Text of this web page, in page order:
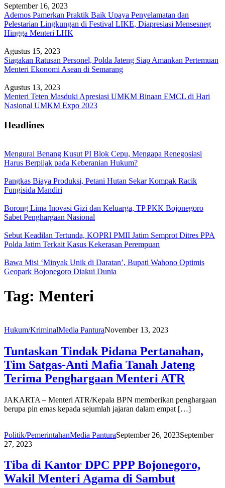
September 16, 2023
Ademos Pamerkan Praktik Baik Upaya Penyelamatan dan
Pelestarian Lingkungan di Festival LIKE, Diapresiasi Mensesneg
Hingga Menteri LHK
Agustus 15, 2023
Siagakan Ratusan Personel, Polda Jateng Siap Amankan Pertemuan
Menteri Ekonomi Asean di Semarang
Agustus 13, 2023
Menteri Teten Masduki Apresiasi UMKM Binaan EMCL di Hari
Nasional UMKM Expo 2023
Headlines
Mengurai Benang Kusut PI Blok Cepu, Mengapa Renegosiasi
Harus Berpijak pada Keberanian Hukum?
Pangkas Biaya Produksi, Petani Hutan Sekar Kompak Racik
Fungisida Mandiri
Borong Lima Inovasi Gizi dan Keluarga, TP PKK Bojonegoro
Sabet Penghargaan Nasional
Sebut Keadilan Tertunda, KOPRI PMII Jatim Semprot Ditres PPA
Polda Jatim Terkait Kasus Kekerasan Perempuan
Bawa Misi ‘Minyak Unik di Daratan’, Bupati Wahono Optimis
Geopark Bojonegoro Diakui Dunia
Tag: Menteri
Hukum/KriminalMedia PanturaNovember 13, 2023
Tuntaskan Tindak Pidana Pertanahan,
Tim Satgas-Anti Mafia Tanah Jateng
Terima Penghargaan Menteri ATR
JAKARTA – Menteri ATR/Kepala BPN memberikan penghargaan
berupa pin emas kepada sejumlah jajaran dalam empat […]
Politik/PemerintahanMedia PanturaSeptember 26, 2023September
27, 2023
Tiba di Kantor DPC PPP Bojonegoro,
Wakil Menteri Agama di Sambut